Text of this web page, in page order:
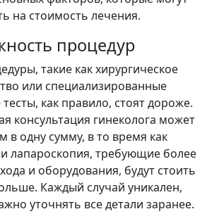
на стоимость лечения.
процедур
такие как хирургическое
или специализированные
как правило, стоят дороже.
консультация гинеколога может
в одну сумму, в то время как
лапароскопия, требующие более
и оборудования, будут стоить
Каждый случай уникален,
уточнять все детали заранее.